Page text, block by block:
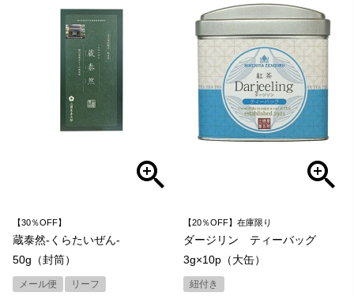
【30％OFF】
蔵泰然-くらたいぜん-
50g（封筒）
メール便 リーフ
【20％OFF】在庫限り
ダージリン ティーバッグ
3g×10p（大缶）
紐付き